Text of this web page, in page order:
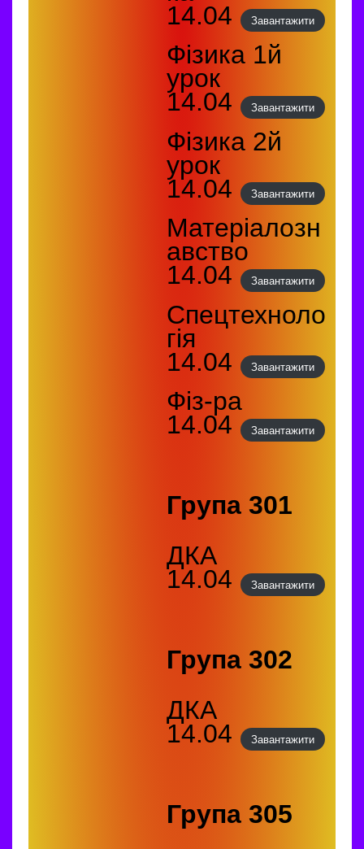
14.04
Завантажити
Фізика 1й
урок
14.04
Завантажити
Фізика 2й
урок
14.04
Завантажити
Матеріалозн
авство
14.04
Завантажити
Спецтехноло
гія
14.04
Завантажити
Фіз-ра
14.04
Завантажити
Група 301
ДКА
14.04
Завантажити
Група 302
ДКА
14.04
Завантажити
Група 305